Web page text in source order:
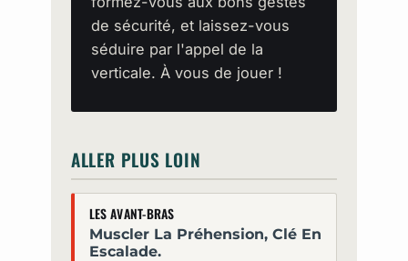
de sécurité, et laissez-vous
séduire par l'appel de la
verticale. À vous de jouer !
ALLER PLUS LOIN
LES AVANT-BRAS
Muscler La Préhension, Clé En
Escalade.